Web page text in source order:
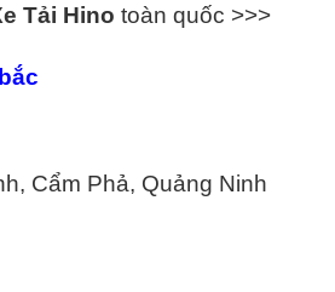
Tải Hino toàn quốc >>>
Cẩm Phả, Quảng Ninh